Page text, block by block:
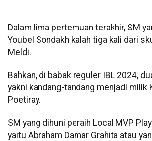
Dalam lima pertemuan terakhir, SM
Youbel Sondakh kalah tiga kali dari
Meldi.
Bahkan, di babak reguler IBL 2024,
yakni kandang-tandang menjadi milik
Poetiray.
SM yang dihuni peraih Local MVP
yaitu Abraham Damar Grahita atau